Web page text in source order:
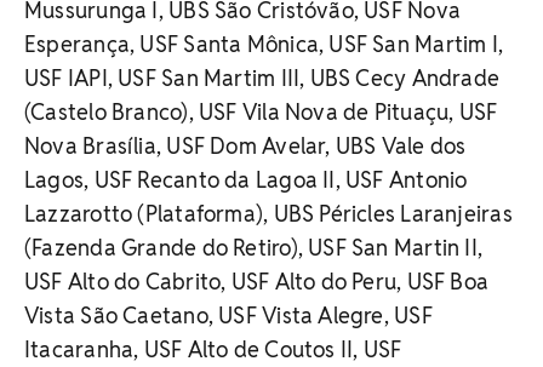
Mussurunga I, UBS São Cristóvão, USF Nova
Esperança, USF Santa Mônica, USF San Martim I,
USF IAPI, USF San Martim III, UBS Cecy Andrade
(Castelo Branco), USF Vila Nova de Pituaçu, USF
Nova Brasília, USF Dom Avelar, UBS Vale dos
Lagos, USF Recanto da Lagoa II, USF Antonio
Lazzarotto (Plataforma), UBS Péricles Laranjeiras
(Fazenda Grande do Retiro), USF San Martin II,
USF Alto do Cabrito, USF Alto do Peru, USF Boa
Vista São Caetano, USF Vista Alegre, USF
Itacaranha, USF Alto de Coutos II, USF